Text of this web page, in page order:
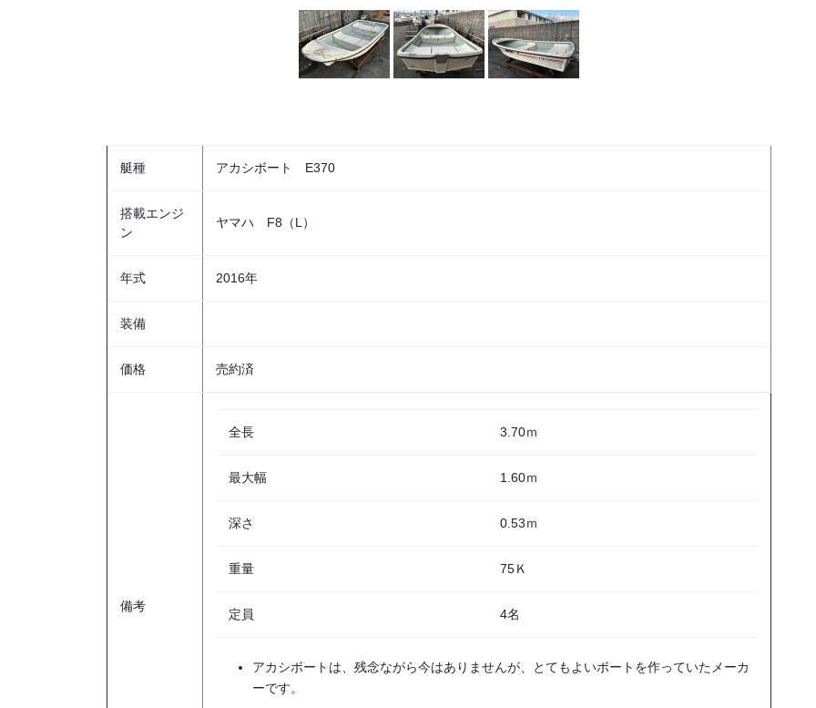
艇種 アカシボート E370
搭載エンジ
ン
ヤマハ F8（L）
年式 2016年
装備
価格 売約済
備考
全長 3.70ｍ
最大幅 1.60ｍ
深さ 0.53ｍ
重量 75Ｋ
定員 4名
アカシボートは、残念ながら今はありませんが、とてもよいボートを作っていたメーカ
ーです。